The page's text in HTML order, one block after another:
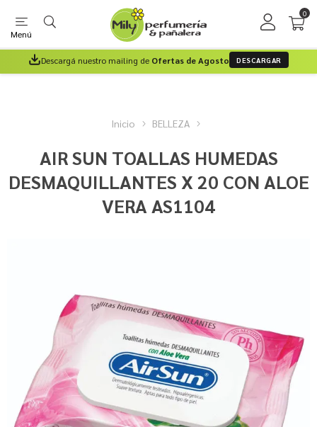
Menú
0
Descargá nuestro mailing de Ofertas de Agosto DESCARGAR
Inicio BELLEZA
AIR SUN TOALLAS HUMEDAS
DESMAQUILLANTES X 20 CON ALOE
VERA AS1104